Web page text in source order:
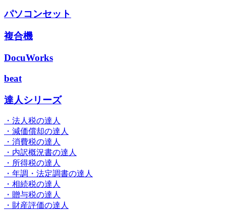
パソコンセット
複合機
DocuWorks
beat
達人シリーズ
・法人税の達人
・減価償却の達人
・消費税の達人
・内訳概況書の達人
・所得税の達人
・年調・法定調書の達人
・相続税の達人
・贈与税の達人
・財産評価の達人